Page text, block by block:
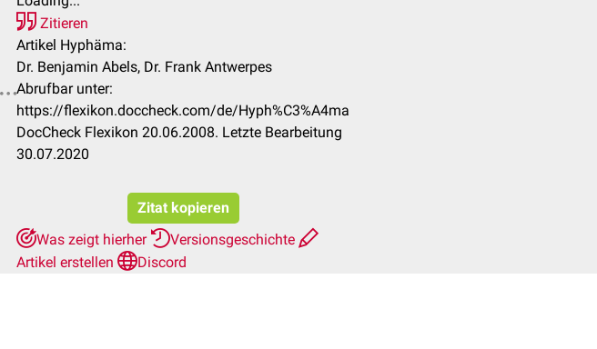
Zitieren
Artikel Hyphäma:
Dr. Benjamin Abels, Dr. Frank Antwerpes
Abrufbar unter:
https://flexikon.doccheck.com/de/Hyph%C3%A4ma
DocCheck Flexikon 20.06.2008. Letzte Bearbeitung
30.07.2020
Zitat kopieren
Was zeigt hierher
Versionsgeschichte
Artikel erstellen
Discord